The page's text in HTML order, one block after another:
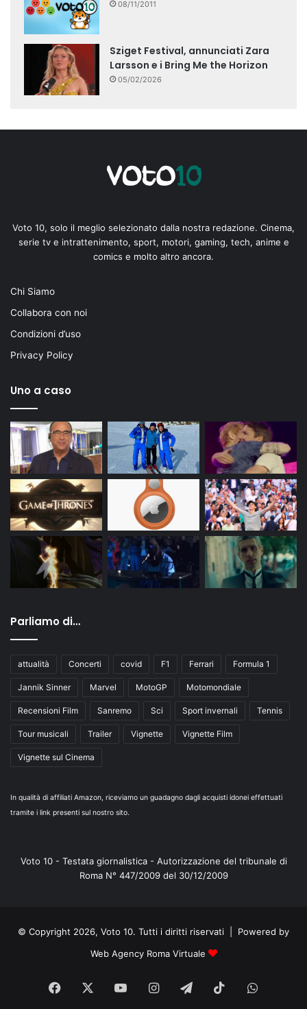
08/11/2011
Sziget Festival, annunciati Zara
Larsson e i Bring Me the Horizon
05/02/2026
Voto 10, solo il meglio selezionato dalla nostra redazione. Cinema,
serie tv e intrattenimento, sport, motori, gaming, tech, anime e
comics e molto altro ancora.
Chi Siamo
Collabora con noi
Condizioni d’uso
Privacy Policy
Uno a caso
Parliamo di…
attualità Concerti covid F1 Ferrari Formula 1
Jannik Sinner Marvel MotoGP Motomondiale
Recensioni Film Sanremo Sci Sport invernali Tennis
Tour musicali Trailer Vignette Vignette Film
Vignette sul Cinema
In qualità di affiliati Amazon, riceviamo un guadagno dagli acquisti idonei effettuati
tramite i link presenti sul nostro sito.
Voto 10 - Testata giornalistica - Autorizzazione del tribunale di
Roma N° 447/2009 del 30/12/2009
© Copyright 2026, Voto 10. Tutti i diritti riservati | Powered by
Web Agency Roma Virtuale
Facebook You Instagram
TelegramTikTok